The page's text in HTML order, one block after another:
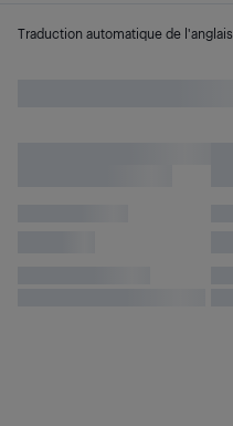
Traduction automatique de l'anglais.